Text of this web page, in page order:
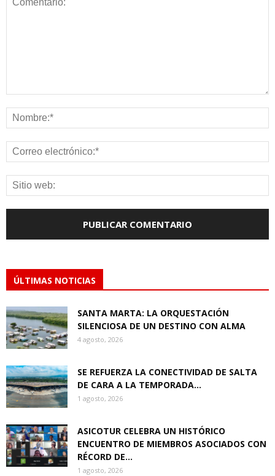
ÚLTIMAS NOTICIAS
SANTA MARTA: LA ORQUESTACIÓN
SILENCIOSA DE UN DESTINO CON ALMA
4 agosto, 2026
SE REFUERZA LA CONECTIVIDAD DE SALTA
DE CARA A LA TEMPORADA...
1 agosto, 2026
ASICOTUR CELEBRA UN HISTÓRICO
ENCUENTRO DE MIEMBROS ASOCIADOS CON
RÉCORD DE...
1 agosto, 2026